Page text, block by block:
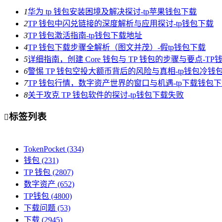
1华为 tp 钱包安装困境及解决探讨-tp苹果钱包下载
2TP 钱包中闪兑链接的深度解析与应用探讨-tp钱包下载
3TP 钱包激活指南-tp钱包下载地址
4TP 钱包下载步骤全解析（图文并茂）-假tp钱包下载
5详细指南，创建 Core 钱包与 TP 钱包的步骤与要点-TP
6警惕 TP 钱包空投大额币背后的风险与真相-tp钱包冷钱
7TP 钱包行情，数字资产世界的窗口与机遇-tp下载钱包
8关于攻克 TP 钱包软件的探讨-tp钱包下载失败
标签列表
TokenPocket (334)
钱包 (231)
TP 钱包 (2807)
数字资产 (652)
TP钱包 (4800)
下载问题 (53)
下载 (2945)